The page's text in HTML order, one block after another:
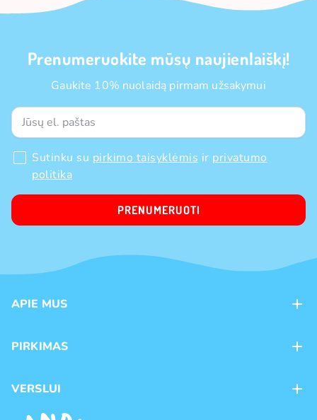
Prenumeruokite mūsų naujienlaiškį!
Gaukite 10% nuolaidą pirmam užsakymui
Sutinku su pirkimo taisyklėmis ir privatumo
politika
PRENUMERUOTI
APIE MUS
Kontaktai
PIRKIMAS
Pristatymas
VERSLUI
Franšizė